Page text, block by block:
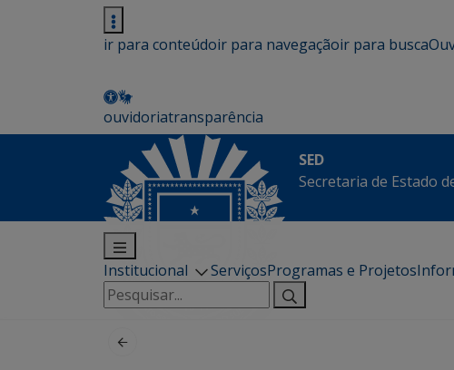
ir para conteúdoir para navegaçãoir para busca
ouvidoriatransparência
SED
Secretaria de Estado
Institucional ServiçosProgramas e Projetos
Pesquisar
por: